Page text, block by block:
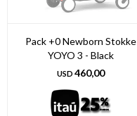
Pack +0 Newborn Stokke
YOYO 3 - Black
USD 460,00